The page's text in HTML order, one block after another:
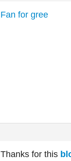
Fan for gree
Thanks for this